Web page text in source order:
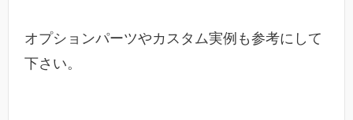
オプションパーツやカスタム実例も参考にして
下さい。